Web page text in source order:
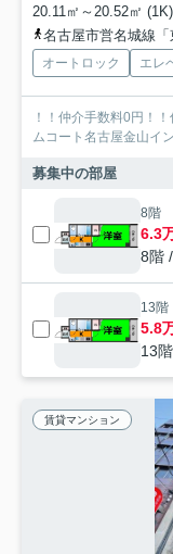
20.11㎡～20.52㎡
名古屋市営名城線
オートロック エレ
！！仲介手数料0円！
ムコート名古屋金山イ
募集中の部屋
8階
6.3
8階
13階
5.8
13
賃貸マンション